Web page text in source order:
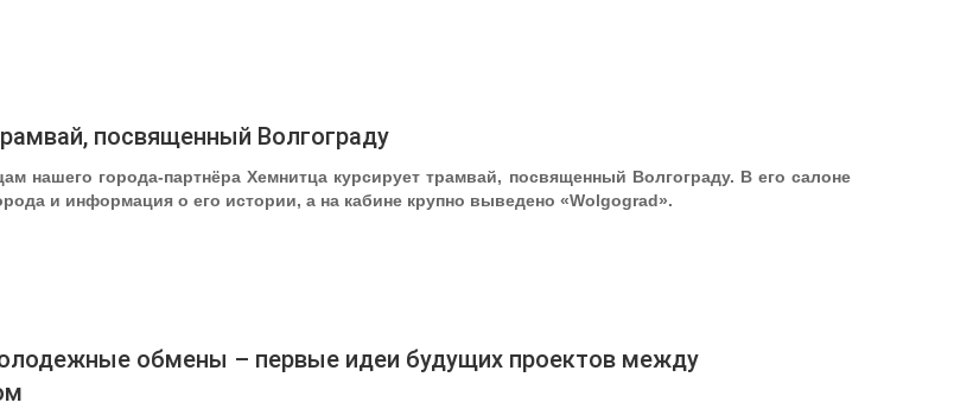
посвященный Волгограду
нашего города-партнёра Хемнитца курсирует трамвай, посвященный Волгограду. В его салоне
и информация о его истории, а на кабине крупно выведено «Wolgograd».
обмены – первые идеи будущих проектов между